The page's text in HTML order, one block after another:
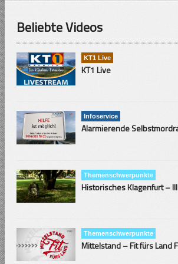
Beliebte Videos
KT1 Live
KT1 Live
Infoservice
Themenschwerpunkte
Historisches Klagenfurt – III
Themenschwerpunkte